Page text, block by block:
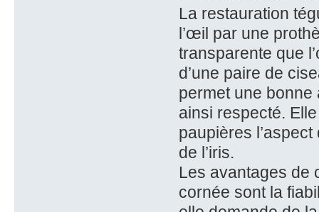
La restauration
l’œil par une
transparente que
d’une paire de
permet une
ainsi respecté.
paupières
de l’iris.
Les avantages de
cornée sont la